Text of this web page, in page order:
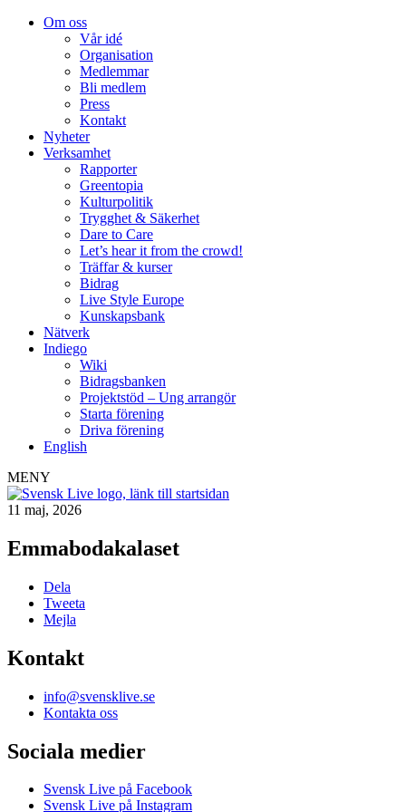
Om oss
Vår idé
Organisation
Medlemmar
Bli medlem
Press
Kontakt
Nyheter
Verksamhet
Rapporter
Greentopia
Kulturpolitik
Trygghet & Säkerhet
Dare to Care
Let’s hear it from the crowd!
Träffar & kurser
Bidrag
Live Style Europe
Kunskapsbank
Nätverk
Indiego
Wiki
Bidragsbanken
Projektstöd – Ung arrangör
Starta förening
Driva förening
English
MENY
11 maj, 2026
Emmabodakalaset
Dela
Tweeta
Mejla
Kontakt
info@svensklive.se
Kontakta oss
Sociala medier
Svensk Live på Facebook
Svensk Live på Instagram